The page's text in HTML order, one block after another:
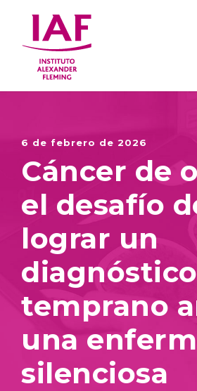
6 de febrero de 2026
Cáncer de
el desafío
lograr un
diagnóstico
temprano
una
silenciosa